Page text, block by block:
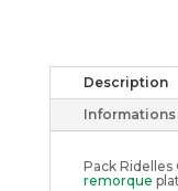
Description
Pack
remorque